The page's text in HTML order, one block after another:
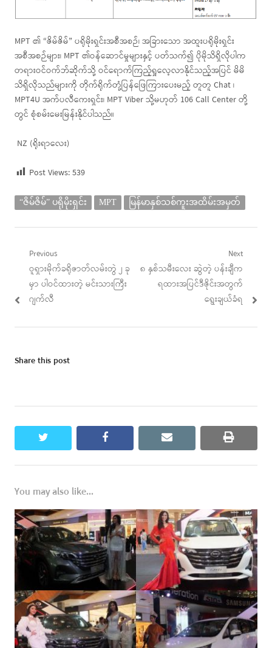
MPT ၏ “ဇိမ်ဇိမ်” ပရိုမိုးရှင်းအစီအစဉ်၊ အခြားသော အထူးပရိုမိုးရှင်း
အစီအစဉ်များ၊ MPT ၏ဝန်ဆောင်မှုများနှင့် ပတ်သက်၍ ပိုမိုသိရှိလိုပါက
တရားဝင်ဝက်ဘ်ဆိုက်သို့ ဝင်ရောက်ကြည့်ရှုလေ့လာနိုင်သည့်အပြင် မိမိ
သိရှိလိုသည်များကို တိုက်ရိုက်တုံ့ပြန်ဖြေကြားပေးမည့် တူတူ Chat ၊
MPT4U အက်ပလီကေးရှင်း၊ MPT Viber သို့မဟုတ် 106 Call Center တို့
တွင် စုံစမ်းမေးမြန်းနိုင်ပါသည်။
NZ (ရိုးရာလေး)
Post Views:539
“ဇိမ်ဇိမ်” ပရိုမိုးရှင်း MPT မြန်မာနှစ်သစ်ကူးအထိမ်းအမှတ်
Post
navigation
Previous
Previous
post:
ဝူရှားမိုက်ခရိုဇာတ်လမ်းတွဲ ၂ ခု
မှာ ပါဝင်ထားတဲ့ မင်းသားကြီး
ဂျက်လီ
Next
Next
၈ နှစ်သမီးလေး ဆွဲတဲ့ ပန်းချီက
ရထားအပြင်ဒီဇိုင်းအတွက်
ရွေးချယ်ခံရ
Share this post
twitter facebook email print
You may also like...